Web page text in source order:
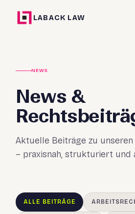
LABACK LAW
NEWS
News &
Aktuelle Beiträge zu
– praxisnah, strukturiert und
ALLE BEITRÄGE